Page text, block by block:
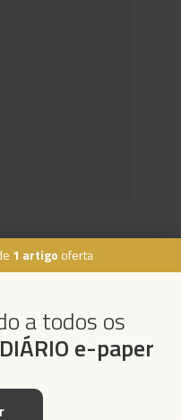
1 artigo oferta
a todos os
DIÁRIO e-paper
App ×